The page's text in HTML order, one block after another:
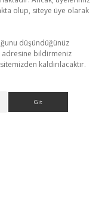
olup, siteye üye olarak
düşündüğünüz
adresine bildirmeniz
kaldırılacaktır.